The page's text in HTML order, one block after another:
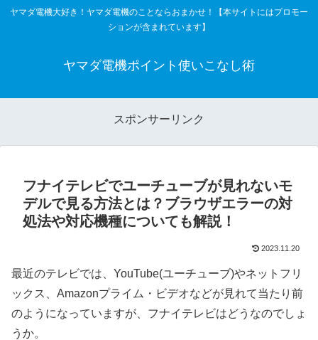
ヤマダ電機大好き！ヤマダ電機のことならおまかせ！【本サイトにはプロモー
ションが含まれています】
ヤマダ電機ポイント使いこなし術
スポンサーリンク
フナイテレビでユーチューブが見れないモ
デルで見る方法とは？ブラウザエラーの対
処法や対応機種についても解説！
2023.11.20
最近のテレビでは、YouTube(ユーチューブ)やネットフリ
ックス、Amazonプライム・ビデオなどが見れて当たり前
のようになっていますが、フナイテレビはどうなのでしょ
うか。